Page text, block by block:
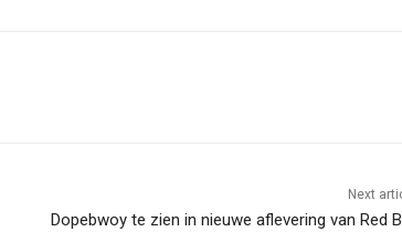
Next
Dopebwoy te zien in nieuwe aflevering van Red